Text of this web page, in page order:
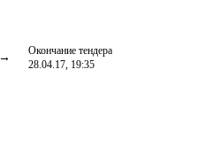
Окончание тендера
28.04.17, 19:35